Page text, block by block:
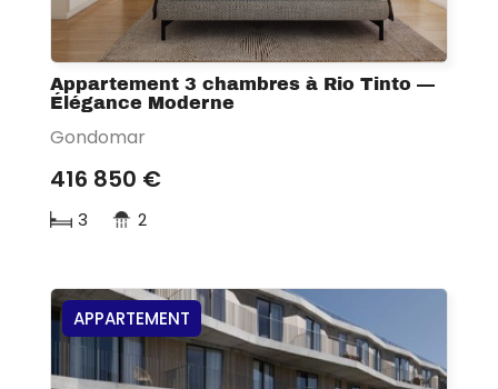
Appartement 3 chambres à Rio Tinto —
Élégance Moderne
Gondomar
416 850 €
3 2
APPARTEMENT